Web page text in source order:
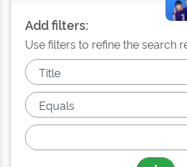
Add filters:
Use filters to refine the search